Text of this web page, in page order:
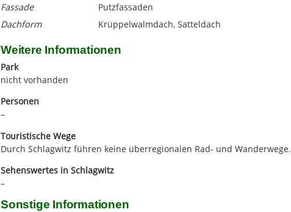
Fassade
Putzfassaden
Dachform
Krüppelwalmdach, Satteldach
Weitere Informationen
Park
nicht vorhanden
Personen
–
Touristische Wege
Durch Schlagwitz führen keine überregionalen Rad- und Wanderwege.
Sehenswertes in Schlagwitz
–
Sonstige Informationen